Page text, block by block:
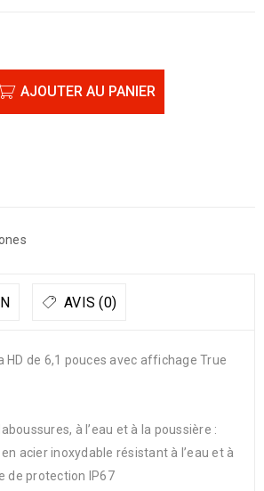
AJOUTER AU PANIER
AVIS (0)
HD de 6,1 pouces avec affichage True
à l’eau et à la poussière :
acier inoxydable résistant à l’eau et à
de protection IP67